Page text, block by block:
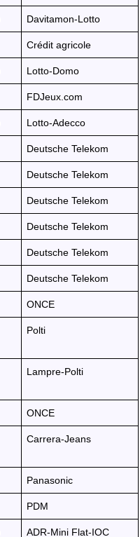
Davitamon-Lotto
Crédit agricole
Lotto-Domo
FDJeux.com
Lotto-Adecco
Deutsche Telekom
Deutsche Telekom
Deutsche Telekom
Deutsche Telekom
Deutsche Telekom
Deutsche Telekom
ONCE
Polti
Lampre-Polti
ONCE
Carrera-Jeans
Panasonic
PDM
ADR-Mini Flat-IOC